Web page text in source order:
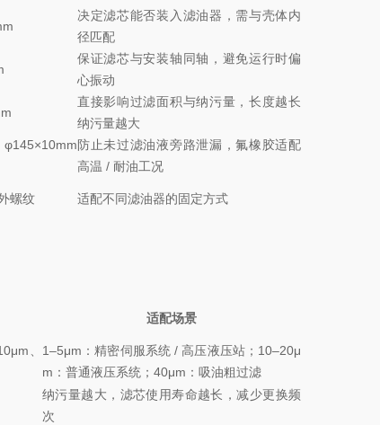
决定滤芯能否装入滤油器，需与壳体内
径匹配
保证滤芯与安装轴同轴，避免运行时偏
心振动
直接影响过滤面积与纳污量，长度越长
纳污量越大
防止未过滤油液旁路泄漏，氟橡胶适配
高温 / 耐油工况
螺纹 适配不同滤油器的固定方式
适配场景
、 1–5μm：精密伺服系统 / 高压液压站；10–20μ
m：普通液压系统；40μm：吸油粗过滤
纳污量越大，滤芯使用寿命越长，减少更换频
次